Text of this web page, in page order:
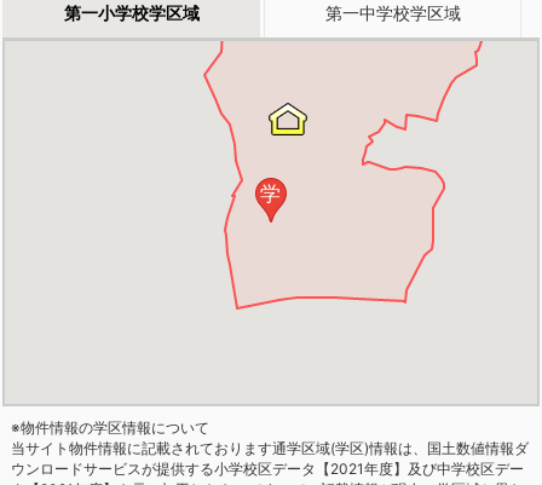
第一小学校学区域 第一中学校学区域
学
※物件情報の学区情報について
当サイト物件情報に記載されております通学区域(学区)情報は、国土数値情報ダ
ウンロードサービスが提供する小学校区データ【2021年度】及び中学校区デー